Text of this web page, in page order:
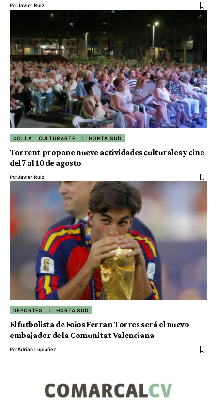
PorJavier Ruiz
COLLA CULTURARTE L' HORTA SUD
Torrent propone nueve actividades culturales y cine
del 7 al 10 de agosto
PorJavier Ruiz
DEPORTES L' HORTA SUD
El futbolista de Foios Ferran Torres será el nuevo
embajador de la Comunitat Valenciana
PorAdrián Lupiáñez